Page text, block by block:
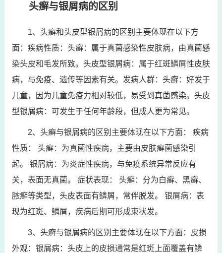
头癣与银屑病的区别
1、头癣和头皮型银屑病的区别主要体现在以下方
面：疾病性质：头癣：属于真菌感染性皮肤病，由真菌感
染头皮和毛发所致。头皮型银屑病：属于红斑鳞屑性皮肤
病，与免疫、遗传等因素有关。发病人群：头癣：好发于
儿童，因为儿童免疫力相对较低，易受到真菌感染。头皮
型银屑病：可发生于任何年龄段，但成人更为常见。
2、头癣与银屑病的区别主要体现在以下方面： 疾病
性质： 头癣：为真菌性疾病，主要由皮肤癣菌感染引
起。 银屑病：为炎症性疾病，与免疫系统异常反应有
关，表面无真菌。 症状表现： 头癣：分为白癣、黑癣、
脓癣等类型，头皮表面有鳞屑，常伴脱发。 银屑病：表
现为红斑、鳞屑，疾病后期可形成束状发。
3、头癣与银屑病的区别主要体现在以下方面：皮损
外观：银屑病：头皮上的皮损通常是红斑上面覆盖有鳞